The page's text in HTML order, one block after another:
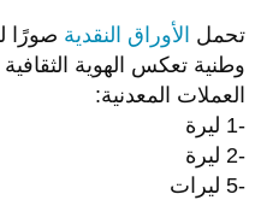
تحمل الأوراق النقدية صورًا
وطنية تعكس الهوية
العملات المعدنية:
-1 ليرة
-2 ليرة
-5 ليرات